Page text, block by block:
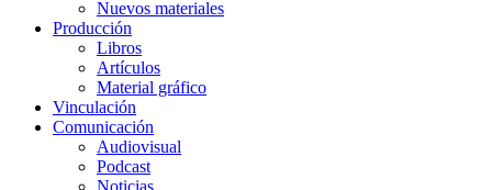
Nuevos materiales
Producción
Libros
Artículos
Material gráfico
Vinculación
Comunicación
Audiovisual
Podcast
Noticias